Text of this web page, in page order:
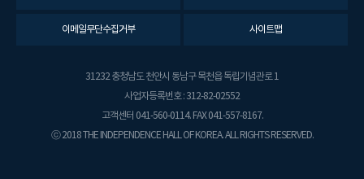
이메일무단수집거부 사이트맵
31232 충청남도 천안시 동남구 목천읍 독립기념관로 1
사업자등록번호 : 312-82-02552
고객센터 041-560-0114. FAX 041-557-8167.
ⓒ 2018 THE INDEPENDENCE HALL OF KOREA. ALL RIGHTS RESERVED.